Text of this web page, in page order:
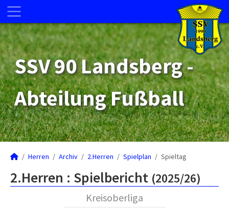
SSV 90 Landsberg -
Abteilung Fußball
Herren Archiv 2.Herren Spielplan Spieltag
2.Herren : Spielbericht (2025/26)
Kreisoberliga